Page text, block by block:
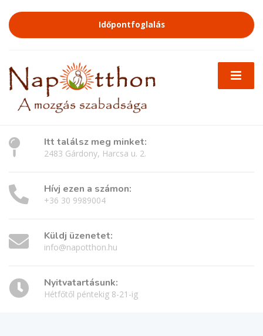
Időpontfoglalás
Itt találsz meg minket:
2483 Gárdony, Harcsa u. 2.
Hívj ezen a számon:
+36 30 9989004
Küldj üzenetet:
info@napotthon.hu
Nyitvatartásunk:
Hétfőtől péntekig 8-21-ig